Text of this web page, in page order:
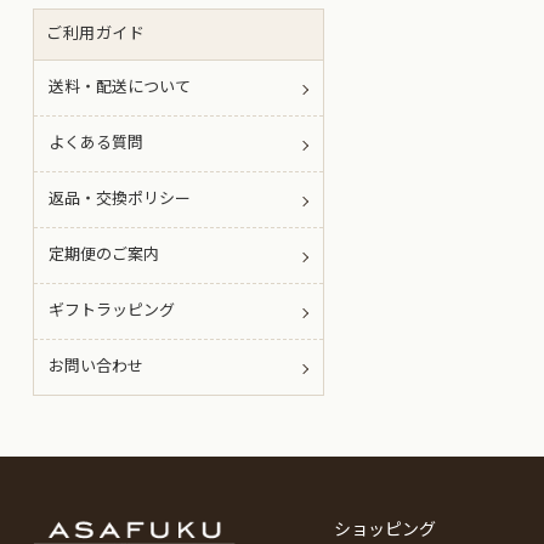
ご利用ガイド
送料・配送について
よくある質問
返品・交換ポリシー
定期便のご案内
ギフトラッピング
お問い合わせ
ショッピング